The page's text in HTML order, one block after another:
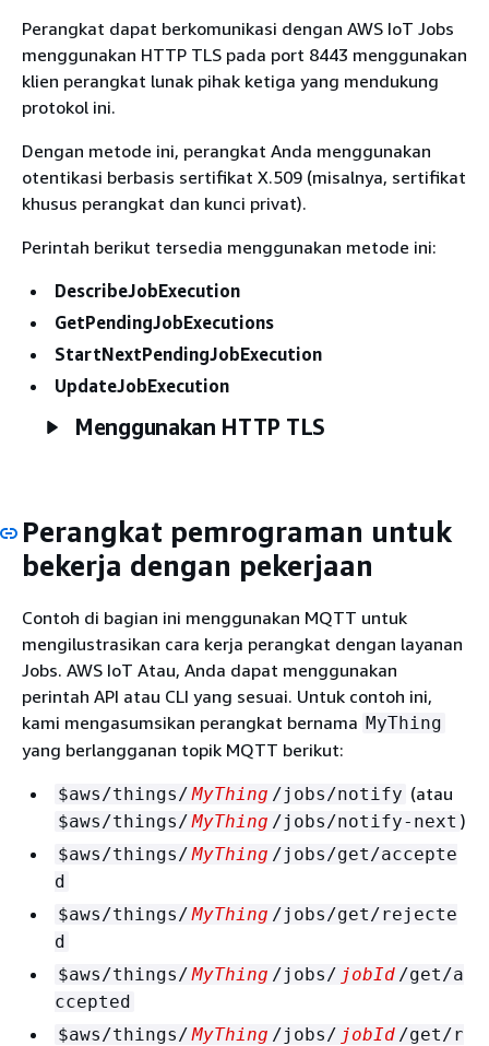
Perangkat dapat berkomunikasi dengan AWS IoT Jobs
menggunakan HTTP TLS pada port 8443 menggunakan
klien perangkat lunak pihak ketiga yang mendukung
protokol ini.
Dengan metode ini, perangkat Anda menggunakan
otentikasi berbasis sertifikat X.509 (misalnya, sertifikat
khusus perangkat dan kunci privat).
Perintah berikut tersedia menggunakan metode ini:
DescribeJobExecution
GetPendingJobExecutions
StartNextPendingJobExecution
UpdateJobExecution
Menggunakan HTTP TLS
Perangkat pemrograman untuk
bekerja dengan pekerjaan
Contoh di bagian ini menggunakan MQTT untuk
mengilustrasikan cara kerja perangkat dengan layanan
Jobs. AWS IoT Atau, Anda dapat menggunakan
perintah API atau CLI yang sesuai. Untuk contoh ini,
kami mengasumsikan perangkat bernama MyThing
yang berlangganan topik MQTT berikut:
$aws/things/ MyThing /jobs/notify (atau
$aws/things/ MyThing /jobs/notify-next )
$aws/things/ MyThing /jobs/get/accepte
d
$aws/things/ MyThing /jobs/get/rejecte
d
$aws/things/ MyThing /jobs/ jobId /get/a
ccepted
$aws/things/ MyThing /jobs/ jobId /get/r